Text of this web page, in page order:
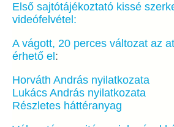
Első sajtótájékoztató kissé
videófelvétel:
A vágott, 20 perces változat az
érhető el :
Horváth András nyilatkozata
Lukács András nyilatkozata
Részletes háttéranyag